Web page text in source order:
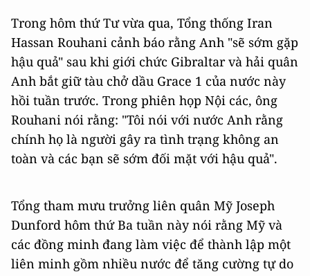
Trong hôm thứ Tư vừa qua, Tổng thống Iran
Hassan Rouhani cảnh báo rằng Anh "sẽ sớm gặp
hậu quả" sau khi giới chức Gibraltar và hải quân
Anh bắt giữ tàu chở dầu Grace 1 của nước này
hồi tuần trước. Trong phiên họp Nội các, ông
Rouhani nói rằng: "Tôi nói với nước Anh rằng
chính họ là người gây ra tình trạng không an
toàn và các bạn sẽ sớm đối mặt với hậu quả".
Tổng tham mưu trưởng liên quân Mỹ Joseph
Dunford hôm thứ Ba tuần này nói rằng Mỹ và
các đồng minh đang làm việc để thành lập một
liên minh gồm nhiều nước để tăng cường tự do